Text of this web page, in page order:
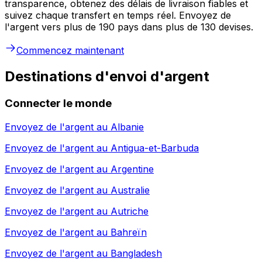
transparence, obtenez des délais de livraison fiables et
suivez chaque transfert en temps réel. Envoyez de
l'argent vers plus de 190 pays dans plus de 130 devises.
Commencez maintenant
Destinations d'envoi d'argent
Connecter le monde
Envoyez de l'argent au Albanie
Envoyez de l'argent au Antigua-et-Barbuda
Envoyez de l'argent au Argentine
Envoyez de l'argent au Australie
Envoyez de l'argent au Autriche
Envoyez de l'argent au Bahreïn
Envoyez de l'argent au Bangladesh